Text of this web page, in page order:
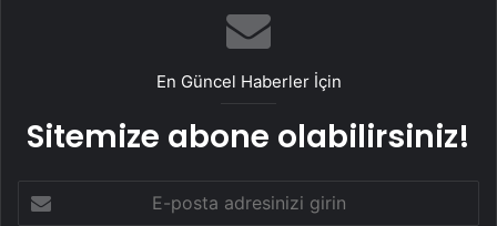
En Güncel Haberler İçin
Sitemize abone olabilirsiniz!
posta